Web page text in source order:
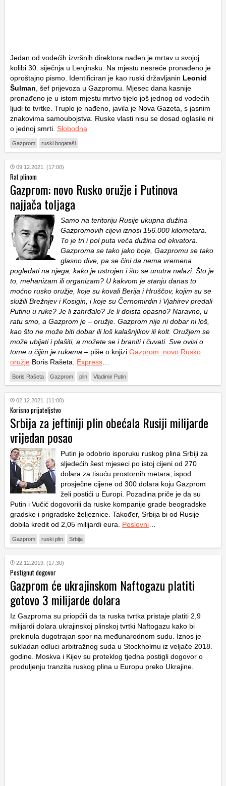
Jedan od vodećih izvršnih direktora nađen je mrtav u svojoj
kolibi 30. siječnja u Lenjinsku. Na mjestu nesreće pronađeno je
oproštajno pismo. Identificiran je kao ruski državljanin Leonid
Šulman , šef prijevoza u Gazpromu. Mjesec dana kasnije
pronađeno je u istom mjestu mrtvo tijelo još jednog od vodećih
ljudi te tvrtke. Truplo je nađeno, javila je Nova Gazeta, s jasnim
znakovima samoubojstva. Ruske vlasti nisu se dosad oglasile ni
o jednoj smrti. Slobodna
Gazprom ruski bogataši
09.12.2021. (17:00)
Rat plinom
Gazprom: novo Rusko oružje i Putinova
najjača toljaga
Samo na teritoriju Rusije ukupna dužina
Gazpromovih cijevi iznosi 156.000 kilometara.
To je tri i pol puta veća dužina od ekvatora.
Gazproma se tako jako boje, Gazpromu se tako
glasno dive, pa se čini da nema vremena
pogledati na njega, kako je ustrojen i što se unutra nalazi. Što je
to, mehanizam ili organizam? U kakvom je stanju danas to
moćno rusko oružje, koje su kovali Berija i Hruščov, kojim su se
služili Brežnjev i Kosigin, i koje su Černomirdin i Vjahirev predali
Putinu u ruke? Je li zahrđalo? Je li doista opasno? Naravno, u
ratu smo, a Gazprom je – oružje. Gazprom nije ni dobar ni loš,
kao što ne može biti dobar ili loš kalašnjikov ili kolt. Oružjem se
može ubijati i plašiti, a možete se i braniti i čuvati. Sve ovisi o
tome u čijim je rukama – piše o knjizi Gazprom: novo Rusko
oružje Boris Rašeta. Express
Boris Rašeta Gazprom plin Vladimir Putin
02.12.2021. (11:00)
Korisno prijateljstvo
Srbija za jeftiniji plin obećala Rusiji milijarde
vrijedan posao
Putin je odobrio isporuku ruskog plina Srbiji za
sljedećih šest mjeseci po istoj cijeni od 270
dolara za tisuću prostornih metara, ispod
prosječne cijene od 300 dolara koju Gazprom
želi postići u Europi. Pozadina priče je da su
Putin i Vučić dogovorili da ruske kompanije grade beogradske
gradske i prigradske željeznice. Također, Srbija bi od Rusije
dobila kredit od 2,05 milijardi eura. Poslovni
Gazprom ruski plin Srbija
22.12.2019. (17:30)
Postignut dogovor
Gazprom će ukrajinskom Naftogazu platiti
gotovo 3 milijarde dolara
Iz Gazproma su priopćili da ta ruska tvrtka pristaje platiti 2,9
milijardi dolara ukrajinskoj plinskoj tvrtki Naftogazu kako bi
prekinula dugotrajan spor na međunarodnom sudu. Iznos je
sukladan odluci arbitražnog suda u Stockholmu iz veljače 2018.
godine. Moskva i Kijev su proteklog tjedna postigli dogovor o
produljenju tranzita ruskog plina u Europu preko Ukrajine.